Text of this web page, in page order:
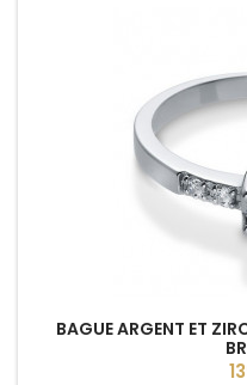
BAGUE ARGENT ET